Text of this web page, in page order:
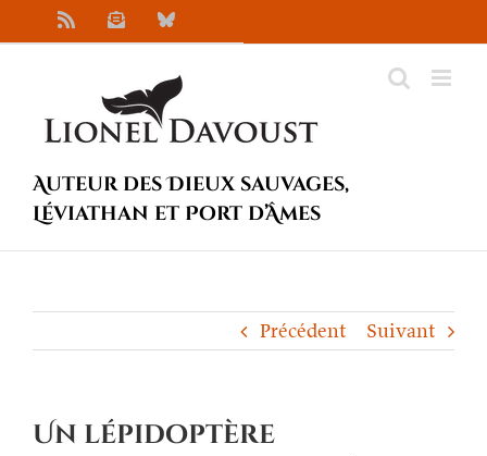
au
NewsletterBluesky
Auteur des Dieux sauvages,
Léviathan et Port d’Âmes
Précédent Suivant
Un lépidoptère